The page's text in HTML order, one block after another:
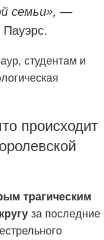
семьи», —
студентам и
происходит
трагическим
за последние